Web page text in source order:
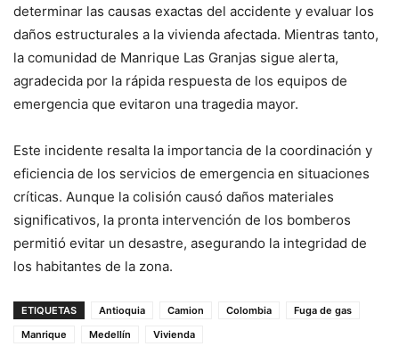
determinar las causas exactas del accidente y evaluar los
daños estructurales a la vivienda afectada. Mientras tanto,
la comunidad de Manrique Las Granjas sigue alerta,
agradecida por la rápida respuesta de los equipos de
emergencia que evitaron una tragedia mayor.
Este incidente resalta la importancia de la coordinación y
eficiencia de los servicios de emergencia en situaciones
críticas. Aunque la colisión causó daños materiales
significativos, la pronta intervención de los bomberos
permitió evitar un desastre, asegurando la integridad de
los habitantes de la zona.
ETIQUETAS Antioquia Camion Colombia
Fuga de gas
Manrique
Medellín Vivienda